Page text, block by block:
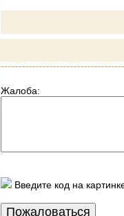
Жалоба:
Введите код на